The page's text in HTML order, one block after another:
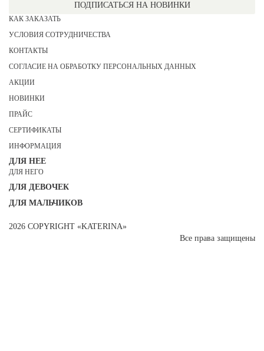
ПОДПИСАТЬСЯ НА НОВИНКИ
КАК ЗАКАЗАТЬ
УСЛОВИЯ СОТРУДНИЧЕСТВА
КОНТАКТЫ
СОГЛАСИЕ НА ОБРАБОТКУ ПЕРСОНАЛЬНЫХ ДАННЫХ
АКЦИИ
НОВИНКИ
ПРАЙС
СЕРТИФИКАТЫ
ИНФОРМАЦИЯ
ДЛЯ НЕЕ
ДЛЯ НЕГО
ДЛЯ ДЕВОЧЕК
ДЛЯ МАЛЬЧИКОВ
2026 COPYRIGHT «KATERINA»
Все права защищены